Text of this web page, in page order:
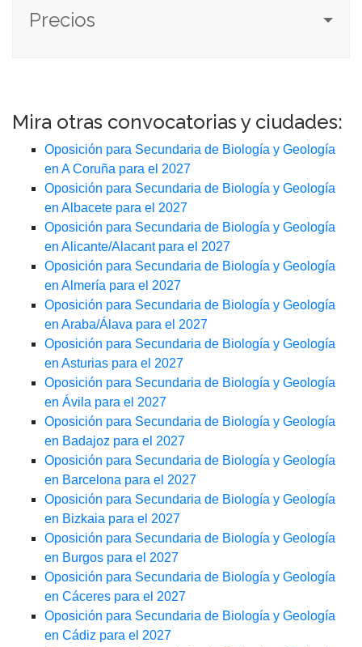
Precios
Mira otras convocatorias y ciudades:
Oposición para Secundaria de Biología y Geología
en A Coruña para el 2027
Oposición para Secundaria de Biología y Geología
en Albacete para el 2027
Oposición para Secundaria de Biología y Geología
en Alicante/Alacant para el 2027
Oposición para Secundaria de Biología y Geología
en Almería para el 2027
Oposición para Secundaria de Biología y Geología
en Araba/Álava para el 2027
Oposición para Secundaria de Biología y Geología
en Asturias para el 2027
Oposición para Secundaria de Biología y Geología
en Ávila para el 2027
Oposición para Secundaria de Biología y Geología
en Badajoz para el 2027
Oposición para Secundaria de Biología y Geología
en Barcelona para el 2027
Oposición para Secundaria de Biología y Geología
en Bizkaia para el 2027
Oposición para Secundaria de Biología y Geología
en Burgos para el 2027
Oposición para Secundaria de Biología y Geología
en Cáceres para el 2027
Oposición para Secundaria de Biología y Geología
en Cádiz para el 2027